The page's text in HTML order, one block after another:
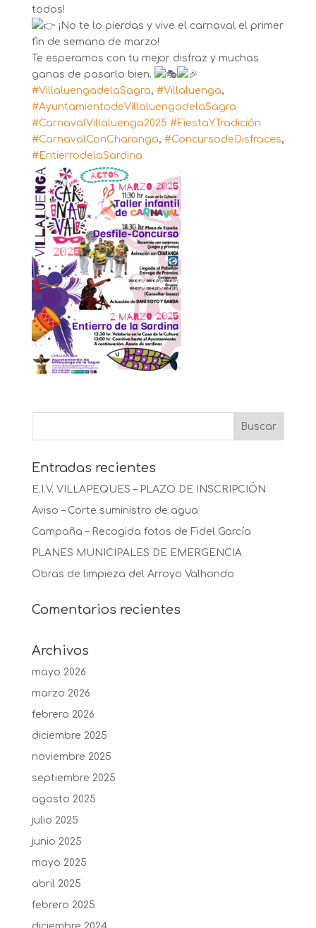
todos!
¡No te lo pierdas y vive el carnaval el primer
fin de semana de marzo!
Te esperamos con tu mejor disfraz y muchas
ganas de pasarlo bien.
#VillaluengadelaSagra, #Villaluenga,
#AyuntamientodeVillaluengadelaSagra
#CarnavalVillaluenga2025 #FiestaYTradición
#CarnavalConCharanga, #ConcursodeDisfraces,
#EntierrodelaSardina
Entradas recientes
E.I.V. VILLAPEQUES – PLAZO DE INSCRIPCIÓN
Aviso – Corte suministro de agua
Campaña – Recogida fotos de Fidel García
PLANES MUNICIPALES DE EMERGENCIA
Obras de limpieza del Arroyo Valhondo
Comentarios recientes
Archivos
mayo 2026
marzo 2026
febrero 2026
diciembre 2025
noviembre 2025
septiembre 2025
agosto 2025
julio 2025
junio 2025
mayo 2025
abril 2025
febrero 2025